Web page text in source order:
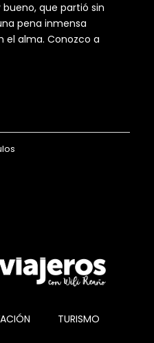
que partió sin
pena inmensa
el alma. Conozco a
TURISMO